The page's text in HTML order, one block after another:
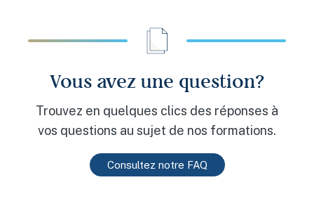
Vous avez une question?
Trouvez en quelques clics des réponses à
vos questions au sujet de nos formations.
Consultez notre FAQ